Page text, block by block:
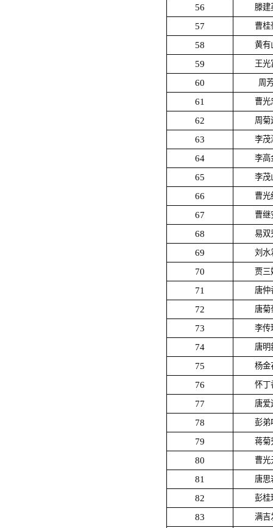
56 滕建
57 曹桂
58 黄有
59 王光
60 周
61 曹光
62 周菊
63 李茂
64 李高
65 李茂
66 曹光
67 曹继
68 易双
69 刘水
70 贾三
71 唐仲
72 唐菊
73 李传
74 唐明
75 杨金
76 怀丁
77 唐爱
78 彭弟
79 蒋菊
80 曹光
81 唐思
82 彭桂
83 满吉